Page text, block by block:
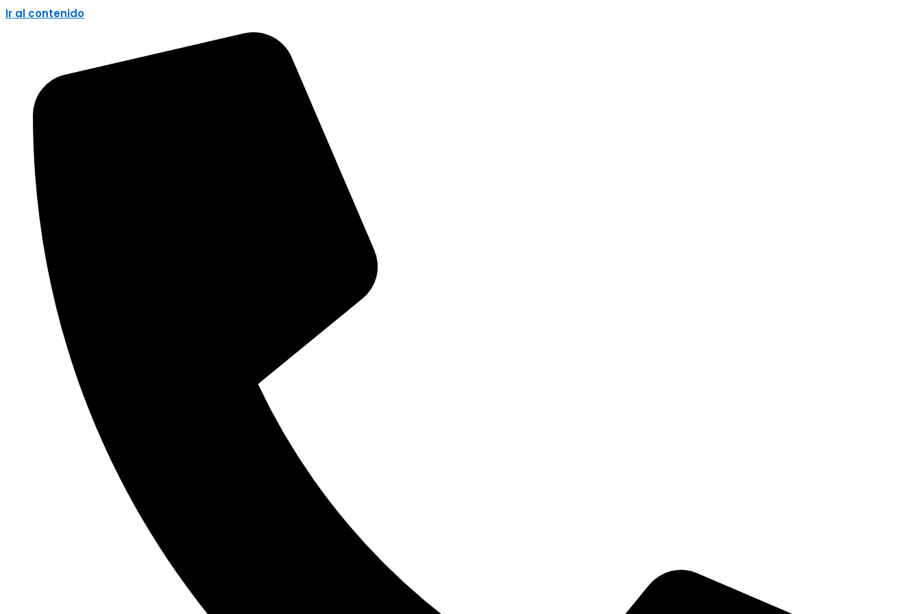
Ir al contenido